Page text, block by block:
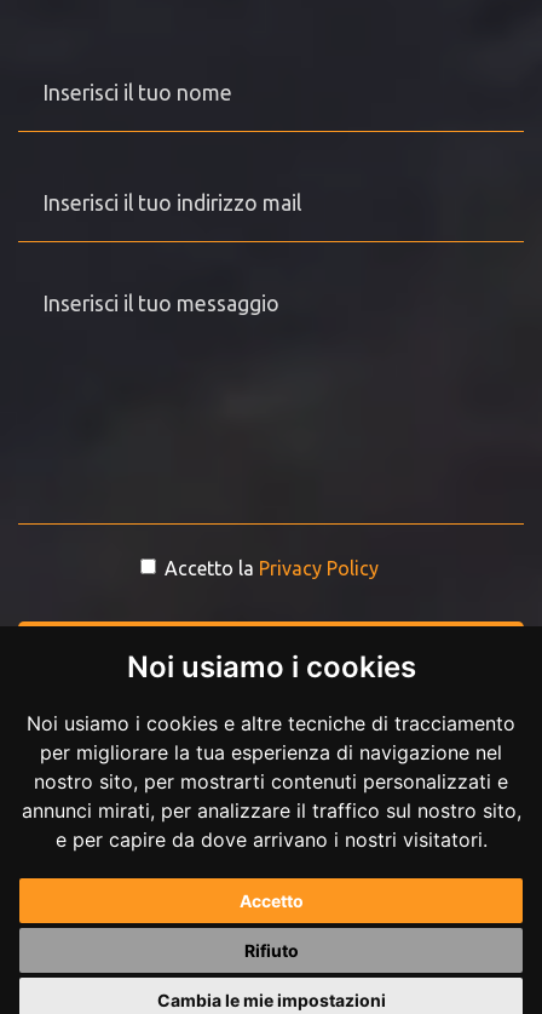
Noi usiamo i cookies
Noi usiamo i cookies e altre tecniche di tracciamento
per migliorare la tua esperienza di navigazione nel
nostro sito, per mostrarti contenuti personalizzati e
annunci mirati, per analizzare il traffico sul nostro sito,
e per capire da dove arrivano i nostri visitatori.
Accetto
Rifiuto
Cambia le mie impostazioni
Accetto la Privacy Policy
INVIA MESSAGGIO
Copyright © 2017-2026 Andrea Ilici. Tutti i diritti riservati.
P.IVA 02711210027
Powered byAndrea Ilici
mappa del sito|gestisci cookie